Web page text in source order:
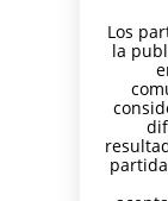
Los
la